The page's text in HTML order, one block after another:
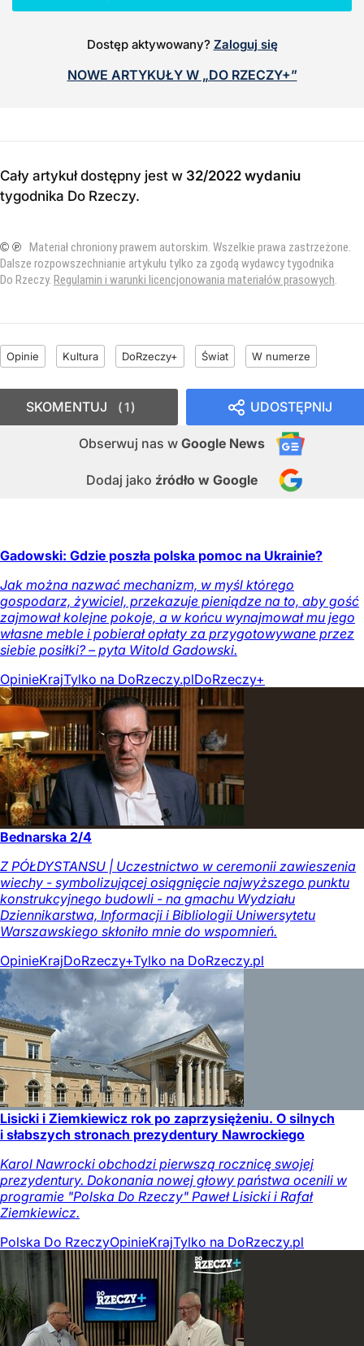
Dostęp aktywowany? Zaloguj się
NOWE ARTYKUŁY W „DO RZECZY+”
Cały artykuł dostępny jest w 32/2022 wydaniu
tygodnika Do Rzeczy.
© ℗ Materiał chroniony prawem autorskim. Wszelkie prawa zastrzeżone.
Dalsze rozpowszechnianie artykułu tylko za zgodą wydawcy tygodnika
Do Rzeczy. Regulamin i warunki licencjonowania materiałów prasowych.
Opinie Kultura DoRzeczy+ Świat W numerze
UDOSTĘPNIJ
Obserwuj nas w Google News
Dodaj jako źródło w Google
SKOMENTUJ 1
Gadowski: Gdzie poszła polska pomoc na Ukrainie?
Jak można nazwać mechanizm, w myśl którego
gospodarz, żywiciel, przekazuje pieniądze na to, aby gość
zajmował kolejne pokoje, a w końcu wynajmował mu jego
własne meble i pobierał opłaty za przygotowywane przez
siebie posiłki? – pyta Witold Gadowski.
OpinieKrajTylko na DoRzeczy.plDoRzeczy+
Bednarska 2/4
Z PÓŁDYSTANSU | Uczestnictwo w ceremonii zawieszenia
wiechy - symbolizującej osiągnięcie najwyższego punktu
konstrukcyjnego budowli - na gmachu Wydziału
Dziennikarstwa, Informacji i Bibliologii Uniwersytetu
Warszawskiego skłoniło mnie do wspomnień.
OpinieKrajDoRzeczy+Tylko na DoRzeczy.pl
Lisicki i Ziemkiewicz rok po zaprzysiężeniu. O silnych
i słabszych stronach prezydentury Nawrockiego
Karol Nawrocki obchodzi pierwszą rocznicę swojej
prezydentury. Dokonania nowej głowy państwa ocenili w
programie "Polska Do Rzeczy" Paweł Lisicki i Rafał
Ziemkiewicz.
Polska Do RzeczyOpinieKrajTylko na DoRzeczy.pl